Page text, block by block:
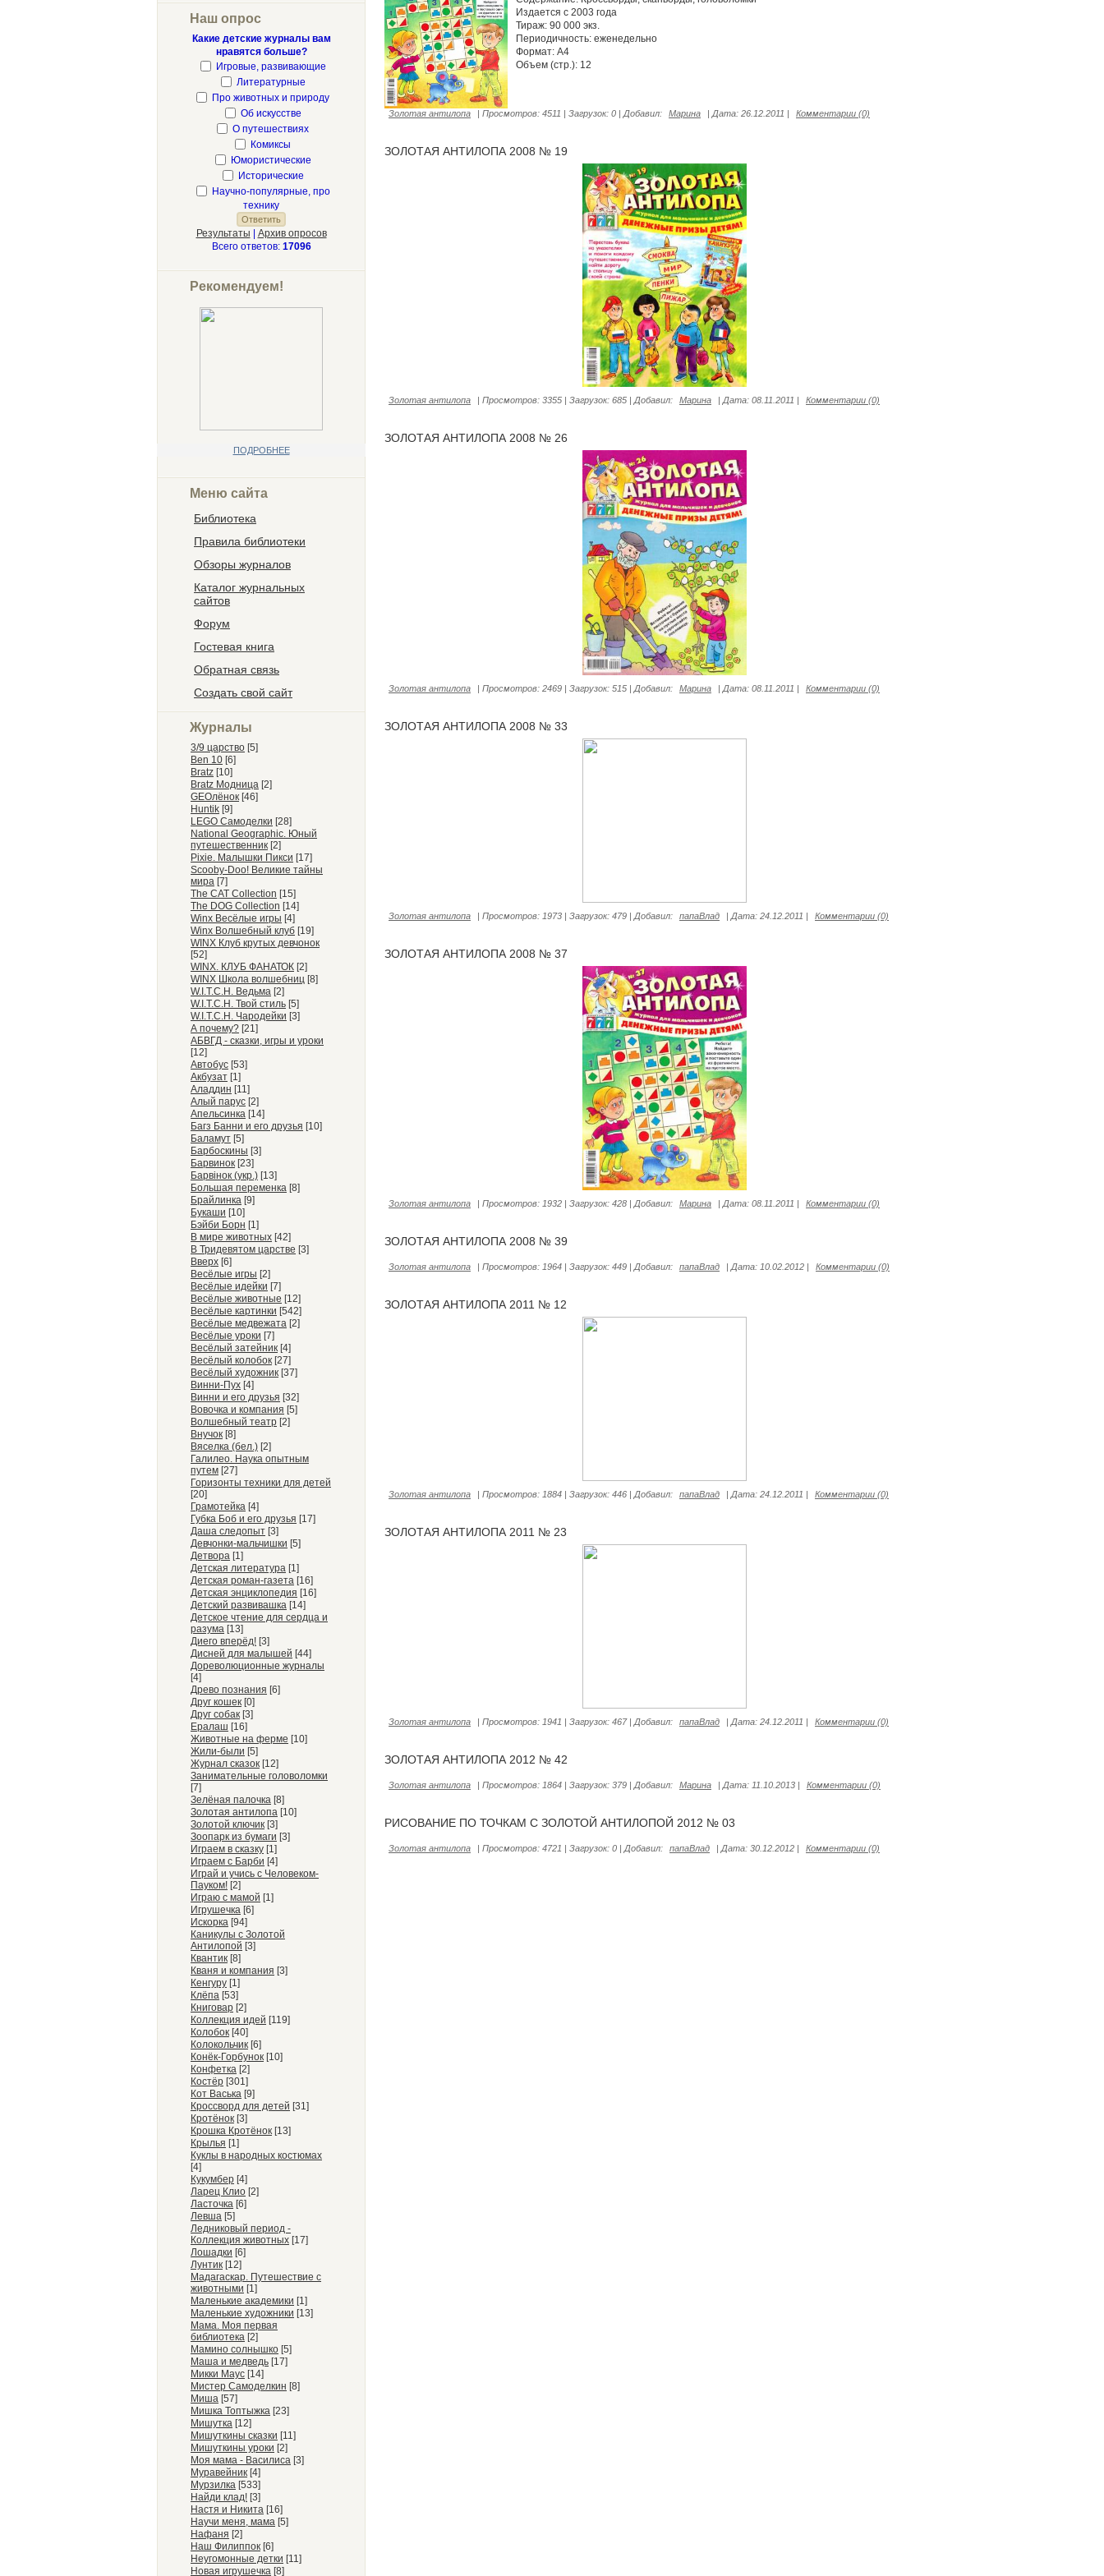
Наш опрос
Какие детские журналы вам
нравятся больше?
Игровые, развивающие
Литературные
Про животных и природу
Об искусстве
О путешествиях
Комиксы
Юмористические
Исторические
Научно-популярные, про
технику
Результаты
Архив опросов
Всего ответов: 17096
Рекомендуем!
ПОДРОБНЕЕ
Меню сайта
Библиотека
Правила библиотеки
Обзоры журналов
Каталог журнальных
сайтов
Форум
Гостевая книга
Обратная связь
Создать свой сайт
Журналы
3/9 царство [5]
Ben 10 [6]
Bratz [10]
Bratz Модница [2]
GEOлёнок [46]
Huntik [9]
LEGO Самоделки [28]
National Geographic. Юный
путешественник [2]
Pixie. Малышки Пикси [17]
Scooby-Doo! Великие тайны
мира [7]
The CAT Collection [15]
The DOG Collection [14]
Winx Весёлые игры [4]
Winx Волшебный клуб [19]
WINX Клуб крутых девчонок
[52]
WINX. КЛУБ ФАНАТОК [2]
WINX Школа волшебниц [8]
W.I.T.C.H. Ведьма [2]
W.I.T.C.H. Твой стиль [5]
W.I.T.C.H. Чародейки [3]
А почему? [21]
АБВГД - сказки, игры и уроки
[12]
Автобус [53]
Акбузат [1]
Аладдин [11]
Алый парус [2]
Апельсинка [14]
Багз Банни и его друзья [10]
Баламут [5]
Барбоскины [3]
Барвинок [23]
Барвiнок (укр.) [13]
Большая переменка [8]
Брайлинка [9]
Букаши [10]
Бэйби Борн [1]
В мире животных [42]
В Тридевятом царстве [3]
Вверх [6]
Весёлые игры [2]
Весёлые идейки [7]
Весёлые животные [12]
Весёлые картинки [542]
Весёлые медвежата [2]
Весёлые уроки [7]
Весёлый затейник [4]
Весёлый колобок [27]
Весёлый художник [37]
Винни-Пух [4]
Винни и его друзья [32]
Вовочка и компания [5]
Волшебный театр [2]
Внучок [8]
Вяселка (бел.) [2]
Галилео. Наука опытным
путем [27]
Горизонты техники для детей
[20]
Грамотейка [4]
Губка Боб и его друзья [17]
Даша следопыт [3]
Девчонки-мальчишки [5]
Детвора [1]
Детская литература [1]
Детская роман-газета [16]
Детская энциклопедия [16]
Детский развивашка [14]
Детское чтение для сердца и
разума [13]
Диего вперёд! [3]
Дисней для малышей [44]
Дореволюционные журналы
[4]
Древо познания [6]
Друг кошек [0]
Друг собак [3]
Ералаш [16]
Животные на ферме [10]
Жили-были [5]
Журнал сказок [12]
Занимательные головоломки
[7]
Зелёная палочка [8]
Золотая антилопа [10]
Золотой ключик [3]
Зоопарк из бумаги [3]
Играем в сказку [1]
Играем с Барби [4]
Играй и учись с Человеком-
Пауком! [2]
Играю с мамой [1]
Игрушечка [6]
Искорка [94]
Каникулы с Золотой
Антилопой [3]
Квантик [8]
Кваня и компания [3]
Кенгуру [1]
Клёпа [53]
Книговар [2]
Коллекция идей [119]
Колобок [40]
Колокольчик [6]
Конёк-Горбунок [10]
Конфетка [2]
Костёр [301]
Кот Васька [9]
Кроссворд для детей [31]
Кротёнок [3]
Крошка Кротёнок [13]
Крылья [1]
Куклы в народных костюмах
[4]
Кукумбер [4]
Ларец Клио [2]
Ласточка [6]
Левша [5]
Ледниковый период -
Коллекция животных [17]
Лошадки [6]
Лунтик [12]
Мадагаскар. Путешествие с
животными [1]
Маленькие академики [1]
Маленькие художники [13]
Мама. Моя первая
библиотека [2]
Мамино солнышко [5]
Маша и медведь [17]
Микки Маус [14]
Мистер Самоделкин [8]
Миша [57]
Мишка Топтыжка [23]
Мишутка [12]
Мишуткины сказки [11]
Мишуткины уроки [2]
Моя мама - Василиса [3]
Муравейник [4]
Мурзилка [533]
Найди клад! [3]
Настя и Никита [16]
Научи меня, мама [5]
Нафаня [2]
Наш Филиппок [6]
Неугомонные детки [11]
Новая игрушечка [8]
Издается с 2003 года
Тираж: 90 000 экз.
Периодичность: еженедельно
Формат: А4
Объем (стр.): 12
Золотая антилопа | Просмотров: 4511 | Загрузок: 0 | Добавил: Марина | Дата: 26.12.2011 | Комментарии (0)
ЗОЛОТАЯ АНТИЛОПА 2008 № 19
Золотая антилопа | Просмотров: 3355 | Загрузок: 685 | Добавил: Марина | Дата: 08.11.2011 | Комментарии (0)
ЗОЛОТАЯ АНТИЛОПА 2008 № 26
Золотая антилопа | Просмотров: 2469 | Загрузок: 515 | Добавил: Марина | Дата: 08.11.2011 | Комментарии (0)
ЗОЛОТАЯ АНТИЛОПА 2008 № 33
Золотая антилопа | Просмотров: 1973 | Загрузок: 479 | Добавил: папаВлад | Дата: 24.12.2011 | Комментарии (0)
ЗОЛОТАЯ АНТИЛОПА 2008 № 37
Золотая антилопа | Просмотров: 1932 | Загрузок: 428 | Добавил: Марина | Дата: 08.11.2011 | Комментарии (0)
ЗОЛОТАЯ АНТИЛОПА 2008 № 39
Золотая антилопа | Просмотров: 1964 | Загрузок: 449 | Добавил: папаВлад | Дата: 10.02.2012 | Комментарии (0)
ЗОЛОТАЯ АНТИЛОПА 2011 № 12
Золотая антилопа | Просмотров: 1884 | Загрузок: 446 | Добавил: папаВлад | Дата: 24.12.2011 | Комментарии (0)
ЗОЛОТАЯ АНТИЛОПА 2011 № 23
Золотая антилопа | Просмотров: 1941 | Загрузок: 467| Добавил: папаВлад | Дата: 24.12.2011 | Комментарии (0)
ЗОЛОТАЯ АНТИЛОПА 2012 № 42
Золотая антилопа | Просмотров: 1864 | Загрузок: 379 | Добавил: Марина | Дата: 11.10.2013 | Комментарии (0)
РИСОВАНИЕ ПО ТОЧКАМ С ЗОЛОТОЙ АНТИЛОПОЙ 2012 № 03
Золотая антилопа | Просмотров: 4721 | Загрузок: 0 | Добавил: папаВлад | Дата: 30.12.2012 | Комментарии (0)